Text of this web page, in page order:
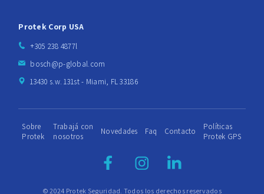
Protek Corp USA
+305 238 4877l
bosch@p-global.com
13430 s.w. 131st - Miami, FL 33186
© 2024 Protek Seguridad. Todos los derechos reservados
Sobre
Protek
Trabajá con
nosotros
Novedades Faq Contacto
Políticas
Protek GPS